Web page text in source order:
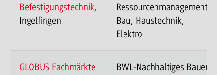
Befestigungstechnik,
Ingelfingen
Ressourcenmanagement-
Bau, Haustechnik,
Elektro
GLOBUS Fachmärkte
BWL-Nachhaltiges Bauen